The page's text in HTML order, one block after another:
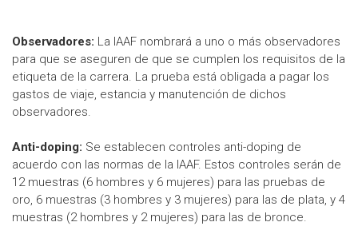
Observadores: La IAAF nombrará a uno o más observadores
para que se aseguren de que se cumplen los requisitos de la
etiqueta de la carrera. La prueba está obligada a pagar los
gastos de viaje, estancia y manutención de dichos
observadores.
Anti-doping: Se establecen controles anti-doping de
acuerdo con las normas de la IAAF. Estos controles serán de
12 muestras (6 hombres y 6 mujeres) para las pruebas de
oro, 6 muestras (3 hombres y 3 mujeres) para las de plata, y 4
muestras (2 hombres y 2 mujeres) para las de bronce.